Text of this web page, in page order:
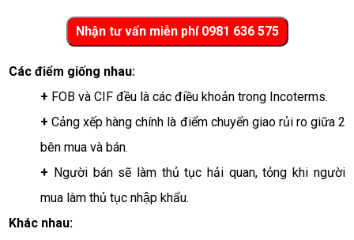
Các điểm giống nhau:
+ FOB và CIF đều là các điều khoản trong Incoterms.
+ Cảng xếp hàng chính là điểm chuyển giao rủi ro giữa 2
bên mua và bán.
+ Người bán sẽ làm thủ tục hải quan, tỏng khi người
mua làm thủ tục nhập khẩu.
Khác nhau: